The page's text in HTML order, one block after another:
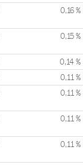
0,16 %
0,15 %
0,14 %
0,11 %
0,11 %
0,11 %
0,11 %